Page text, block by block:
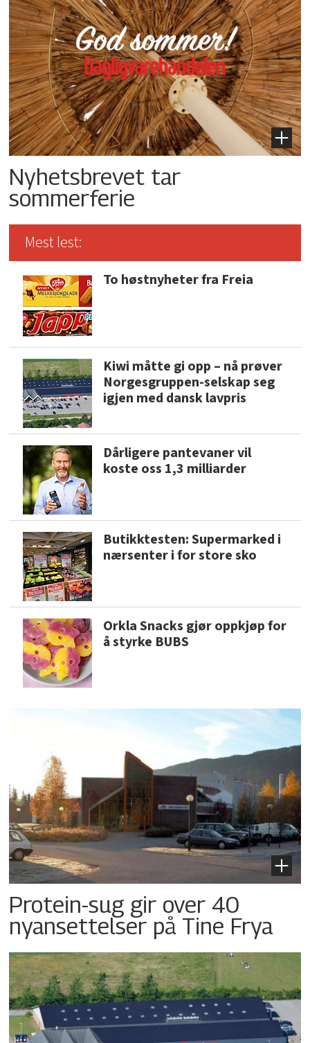
Nyhetsbrevet tar
sommerferie
Mest lest:
To høstnyheter fra Freia
Kiwi måtte gi opp – nå prøver
Norgesgruppen-selskap seg
igjen med dansk lavpris
Dårligere pantevaner vil
koste oss 1,3 milliarder
Butikktesten: Supermarked i
nærsenter i for store sko
Orkla Snacks gjør oppkjøp for
å styrke BUBS
Protein-sug gir over 40
nyansettelser på Tine Frya